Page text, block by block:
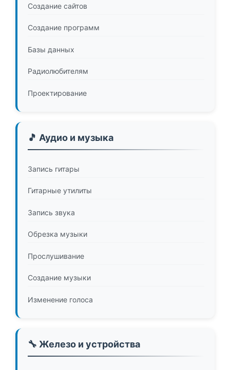
Создание сайтов
Создание программ
Базы данных
Радиолюбителям
Проектирование
🎵 Аудио и музыка
Запись гитары
Гитарные утилиты
Запись звука
Обрезка музыки
Прослушивание
Создание музыки
Изменение голоса
🔧 Железо и устройства